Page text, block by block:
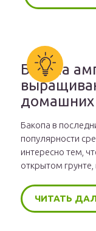
Бакопа
домашних
Бакопа в
популярности
интересно тем,
открытом
ЧИТАТЬ